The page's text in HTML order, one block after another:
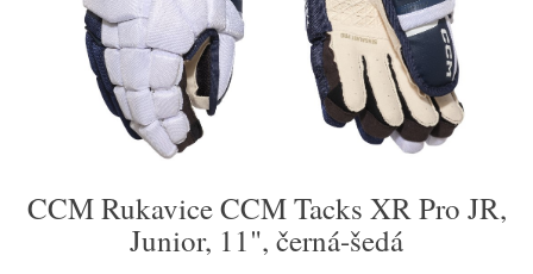
CCM Rukavice CCM Tacks XR Pro JR,
Junior, 11", černá-šedá